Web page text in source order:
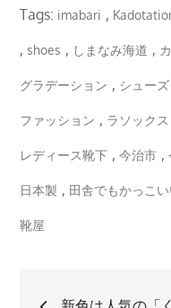
Tags: imabari ,
,shoes , しまなみ海道 ,
グラデーション , シューズ
ファッション , ラソックス
レディース靴下 ,今治市 ,
日本製 , 田舎でもかっこ
靴屋
投